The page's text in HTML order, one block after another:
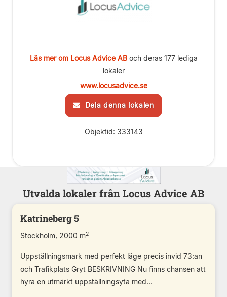
Läs mer om Locus Advice ABoch deras 177 lediga
lokaler
www.locusadvice.se
Dela denna lokalen
Objektid: 333143
Utvalda lokaler från Locus Advice AB
Katrineberg 5
Stockholm, 2000 m2
Uppställningsmark med perfekt läge precis invid 73:an
och Trafikplats Gryt BESKRIVNING Nu finns chansen att
hyra en utmärkt uppställningsyta med...